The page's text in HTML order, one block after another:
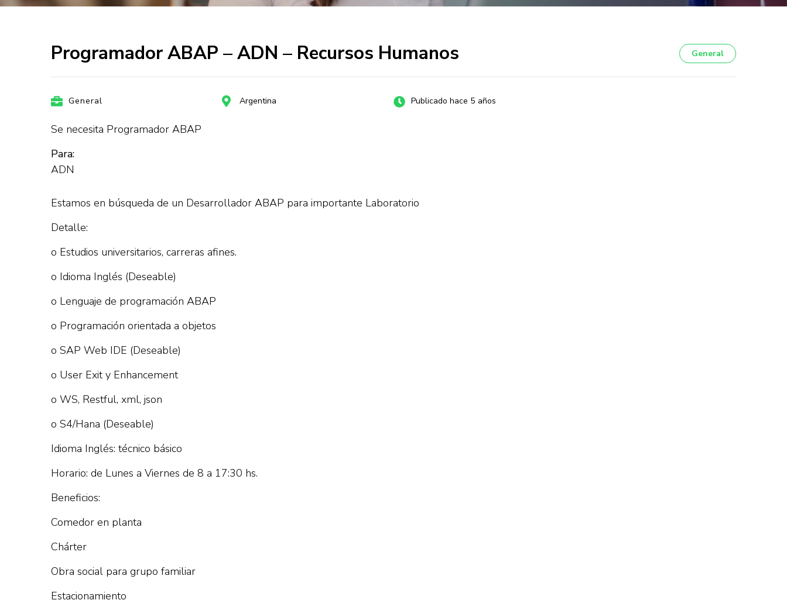
Programador ABAP – ADN – Recursos Humanos General
General Argentina Publicado hace 5 años
Se necesita Programador ABAP
Para:
ADN
Estamos en búsqueda de un Desarrollador ABAP para importante Laboratorio
Detalle:
o Estudios universitarios, carreras afines.
o Idioma Inglés (Deseable)
o Lenguaje de programación ABAP
o Programación orientada a objetos
o SAP Web IDE (Deseable)
o User Exit y Enhancement
o WS, Restful, xml, json
o S4/Hana (Deseable)
Idioma Inglés: técnico básico
Horario: de Lunes a Viernes de 8 a 17:30 hs.
Beneficios:
Comedor en planta
Chárter
Obra social para grupo familiar
Estacionamiento